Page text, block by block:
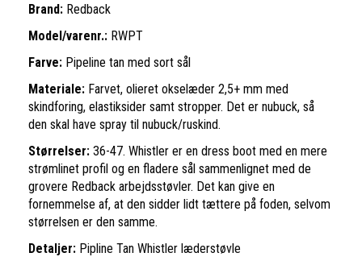
Brand: Redback
Model/varenr.: RWPT
Farve: Pipeline tan med sort sål
Materiale: Farvet, olieret okselæder 2,5+ mm med
skindforing, elastiksider samt stropper. Det er nubuck, så
den skal have spray til nubuck/ruskind.
Størrelser: 36-47. Whistler er en dress boot med en mere
strømlinet profil og en fladere sål sammenlignet med de
grovere Redback arbejdsstøvler. Det kan give en
fornemmelse af, at den sidder lidt tættere på foden, selvom
størrelsen er den samme.
Detaljer: Pipline Tan Whistler læderstøvle